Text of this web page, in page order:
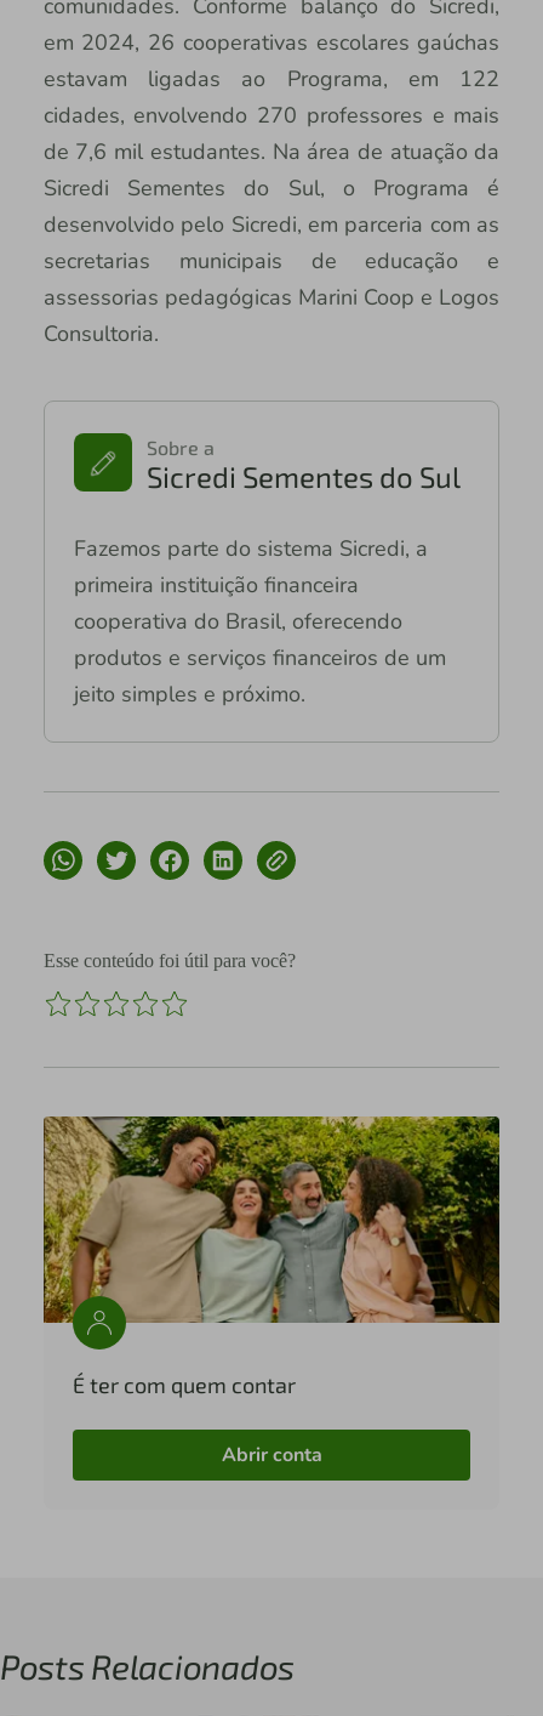
em 2024, 26 cooperativas escolares gaúchas
estavam ligadas ao Programa, em 122
cidades, envolvendo 270 professores e mais
de 7,6 mil estudantes. Na área de atuação da
Sicredi Sementes do Sul, o Programa é
desenvolvido pelo Sicredi, em parceria com as
secretarias municipais de educação e
assessorias pedagógicas Marini Coop e Logos
Consultoria.
Sobre a
Sicredi Sementes do Sul
Fazemos parte do sistema Sicredi, a
primeira instituição financeira
cooperativa do Brasil, oferecendo
produtos e serviços financeiros de um
jeito simples e próximo.
Esse conteúdo foi útil para você?
É ter com quem contar
Abrir conta
Posts Relacionados